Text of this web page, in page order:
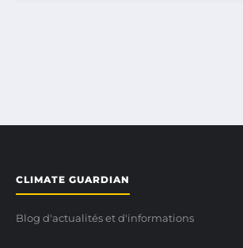
CLIMATE GUARDIAN
Blog d'actualités et d'informations